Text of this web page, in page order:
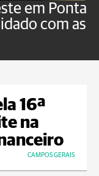
em Ponta
com as
16ª
na
CAMPOS GERAIS